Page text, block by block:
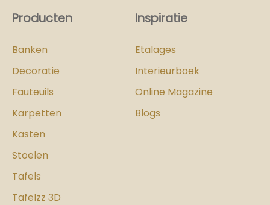
Producten
Banken
Decoratie
Fauteuils
Karpetten
Kasten
Stoelen
Tafels
Tafelzz 3D
Inspiratie
Etalages
Interieurboek
Online Magazine
Blogs